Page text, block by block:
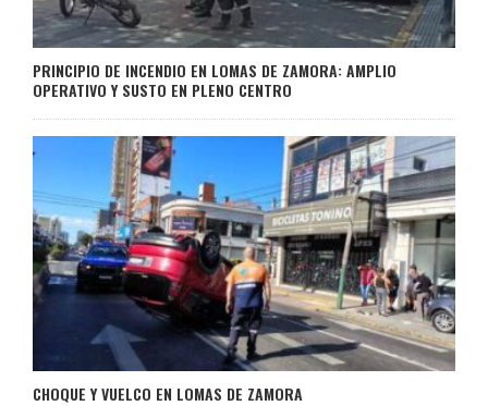
PRINCIPIO DE INCENDIO EN LOMAS DE ZAMORA: AMPLIO
OPERATIVO Y SUSTO EN PLENO CENTRO
CHOQUE Y VUELCO EN LOMAS DE ZAMORA